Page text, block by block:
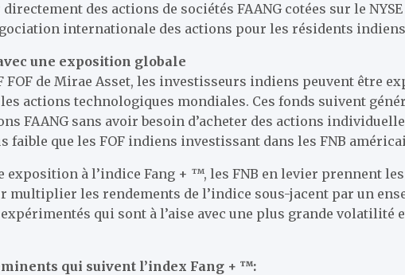
des actions de sociétés FAANG cotées sur le
internationale des actions pour les résidents
une exposition globale
FOF de Mirae Asset, les investisseurs indiens peuvent être
actions technologiques mondiales. Ces fonds suivent
FAANG sans avoir besoin d’acheter des actions
faible que les FOF indiens investissant dans les FNB
à l’indice Fang + ™, les FNB en levier prennent
multiplier les rendements de l’indice sous-jacent par un
qui sont à l’aise avec une plus grande
qui suivent l’index Fang + ™: